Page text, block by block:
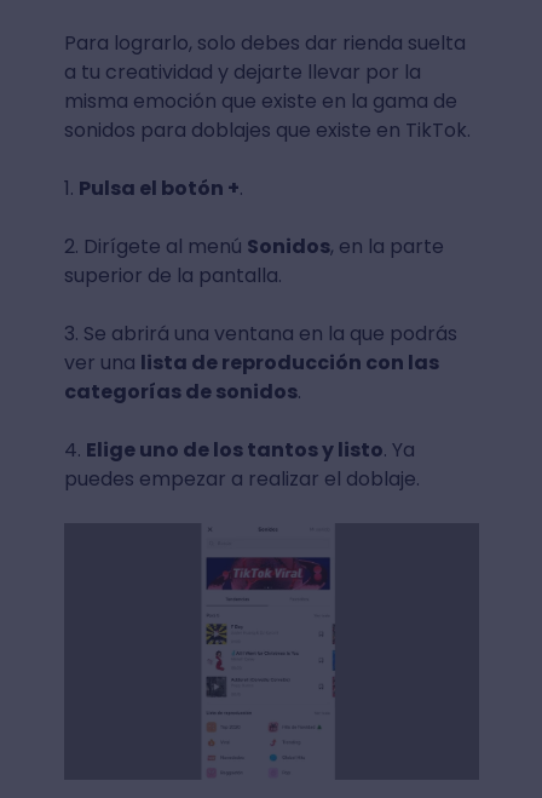
Para lograrlo, solo debes dar rienda suelta
a tu creatividad y dejarte llevar por la
misma emoción que existe en la gama de
sonidos para doblajes que existe en TikTok.
1. Pulsa el botón +.
2. Dirígete al menú Sonidos, en la parte
superior de la pantalla.
3. Se abrirá una ventana en la que podrás
ver una lista de reproducción con las
categorías de sonidos.
4. Elige uno de los tantos y listo. Ya
puedes empezar a realizar el doblaje.